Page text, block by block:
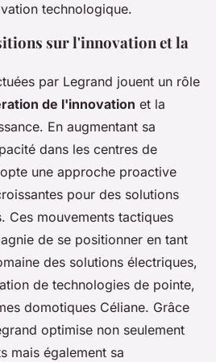
technologique.
sur l'innovation et la
par Legrand jouent un rôle
de l'innovation et la
En augmentant sa
dans les centres de
une approche proactive
pour des solutions
Ces mouvements tactiques
de se positionner en tant
des solutions électriques,
de technologies de pointe,
domotiques Céliane. Grâce
optimise non seulement
mais également sa